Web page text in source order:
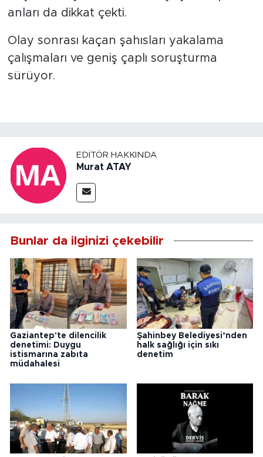
anları da dikkat çekti.
Olay sonrası kaçan şahısları yakalama
çalışmaları ve geniş çaplı soruşturma
sürüyor.
EDITÖR HAKKINDA
Murat ATAY
Bunlar da ilginizi çekebilir
Gaziantep'te dilencilik
denetimi: Duygu
istismarına zabıta
müdahalesi
Şahinbey Belediyesi’nden
halk sağlığı için sıkı
denetim